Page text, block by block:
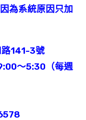
為系統原因只加
路141-3號
～5:30（每週